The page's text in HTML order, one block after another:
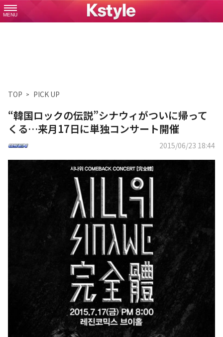
MENU
TOP PICK UP
“韓国ロックの伝説”シナウィがついに帰って
くる…来月17日に単独コンサート開催
2015/06/23 18:44